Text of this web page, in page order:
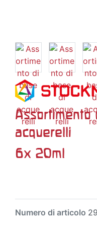
Assortimento
acquerelli
6x 20ml
Numero di articolo